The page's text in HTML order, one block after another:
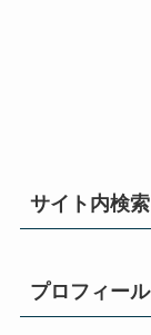
サイト内検索
プロフィール